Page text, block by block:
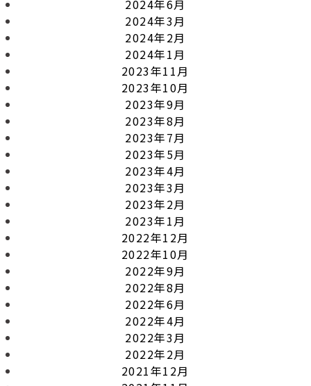
2024年6月
2024年3月
2024年2月
2024年1月
2023年11月
2023年10月
2023年9月
2023年8月
2023年7月
2023年5月
2023年4月
2023年3月
2023年2月
2023年1月
2022年12月
2022年10月
2022年9月
2022年8月
2022年6月
2022年4月
2022年3月
2022年2月
2021年12月